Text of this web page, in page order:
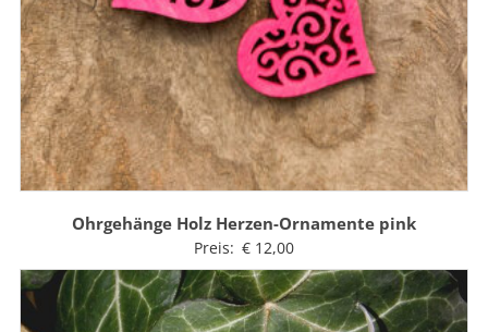
Ohrgehänge Holz Herzen-Ornamente pink
Preis: €12,00